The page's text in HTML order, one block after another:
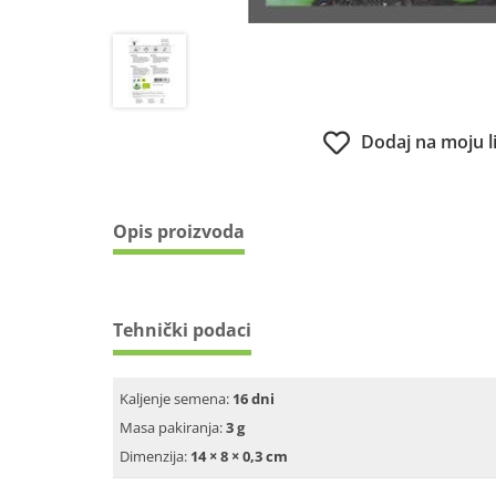
Dodaj na moju
Opis proizvoda
Tehnički podaci
Kaljenje semena: 16 dni
Masa pakiranja:3 g
Dimenzija: 14 × 8 × 0,3 cm